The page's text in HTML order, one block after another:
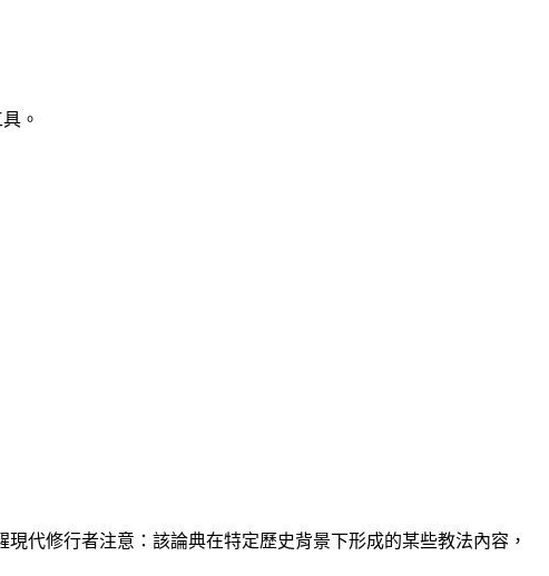
具 。
代修行者注意：該論典在特定歷史背景下形成的某些教法內容，